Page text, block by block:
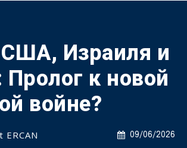
Израиля и
Пролог к новой
войне?
09/06/2026